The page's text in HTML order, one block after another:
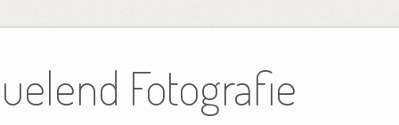
Fotografie